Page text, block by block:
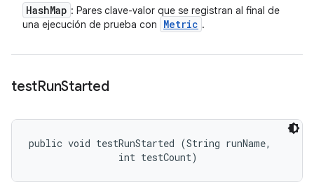
HashMap : Pares clave-valor que se registran al final de
una ejecución de prueba con
Metric .
testRunStarted
public void testRunStarted (String runName,
                int testCount)